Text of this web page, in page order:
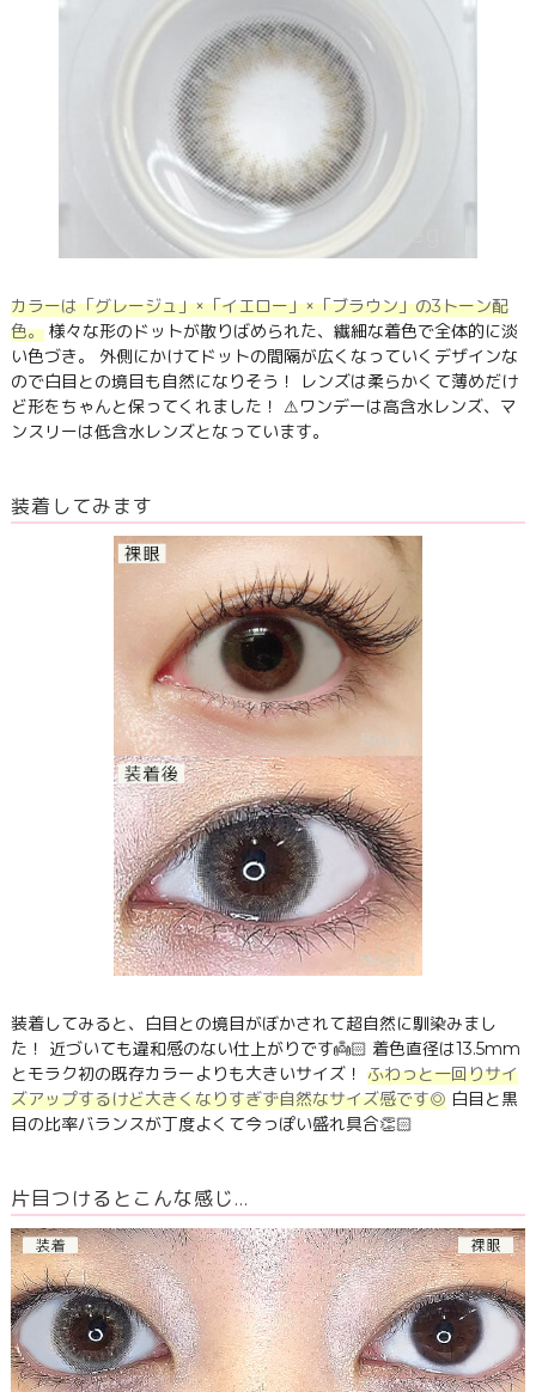
カラーは「グレージュ」×「イエロー」×「ブラウン」の3トーン配
色。様々な形のドットが散りばめられた、繊細な着色で全体的に淡
い色づき。 外側にかけてドットの間隔が広くなっていくデザインな
ので白目との境目も自然になりそう！ レンズは柔らかくて薄めだけ
ど形をちゃんと保ってくれました！ ⚠ワンデーは高含水レンズ、マ
ンスリーは低含水レンズとなっています。
装着してみます
装着してみると、白目との境目がぼかされて超自然に馴染みまし
た！ 近づいても違和感のない仕上がりです👼🏻 着色直径は13.5mm
とモラク初の既存カラーよりも大きいサイズ！ ふわっと一回りサイ
ズアップするけど大きくなりすぎず自然なサイズ感です◎白目と黒
目の比率バランスが丁度よくて今っぽい盛れ具合👏🏻
片目つけるとこんな感じ…